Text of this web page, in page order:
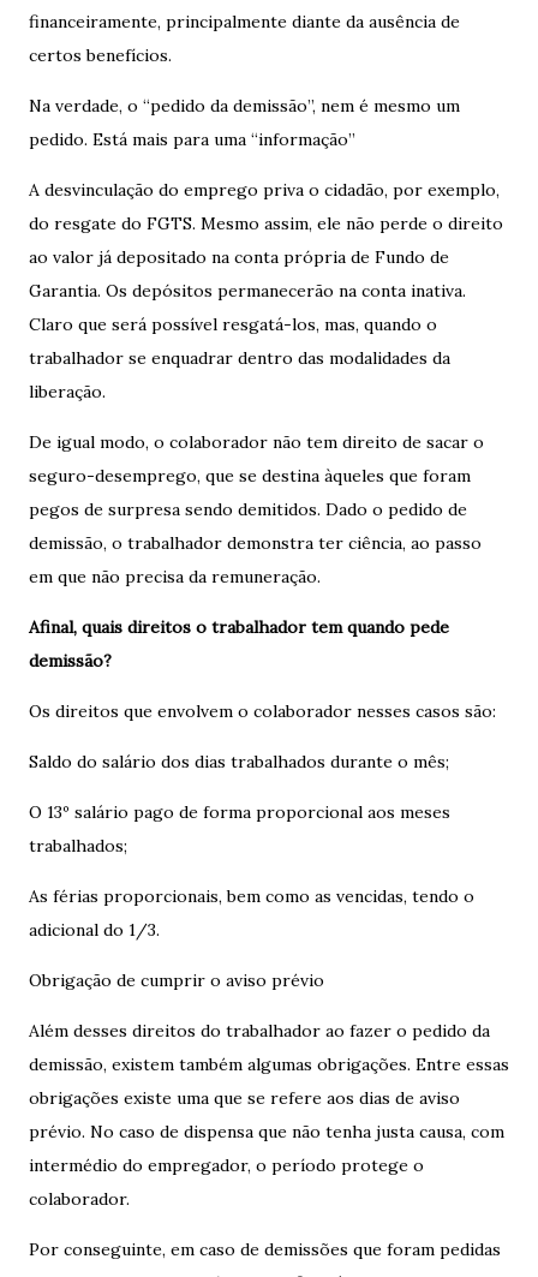
financeiramente, principalmente diante da ausência de
certos benefícios.
Na verdade, o “pedido da demissão”, nem é mesmo um
pedido. Está mais para uma “informação”
A desvinculação do emprego priva o cidadão, por exemplo,
do resgate do FGTS. Mesmo assim, ele não perde o direito
ao valor já depositado na conta própria de Fundo de
Garantia. Os depósitos permanecerão na conta inativa.
Claro que será possível resgatá-los, mas, quando o
trabalhador se enquadrar dentro das modalidades da
liberação.
De igual modo, o colaborador não tem direito de sacar o
seguro-desemprego, que se destina àqueles que foram
pegos de surpresa sendo demitidos. Dado o pedido de
demissão, o trabalhador demonstra ter ciência, ao passo
em que não precisa da remuneração.
Afinal, quais direitos o trabalhador tem quando pede
demissão?
Os direitos que envolvem o colaborador nesses casos são:
Saldo do salário dos dias trabalhados durante o mês;
O 13º salário pago de forma proporcional aos meses
trabalhados;
As férias proporcionais, bem como as vencidas, tendo o
adicional do 1/3.
Obrigação de cumprir o aviso prévio
Além desses direitos do trabalhador ao fazer o pedido da
demissão, existem também algumas obrigações. Entre essas
obrigações existe uma que se refere aos dias de aviso
prévio. No caso de dispensa que não tenha justa causa, com
intermédio do empregador, o período protege o
colaborador.
Por conseguinte, em caso de demissões que foram pedidas